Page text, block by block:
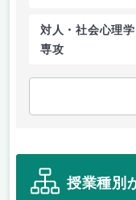
対人・社会心理学
専攻
授業種別